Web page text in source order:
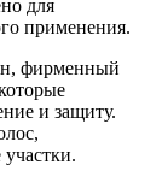
для
применения.
фирменный
и защиту.